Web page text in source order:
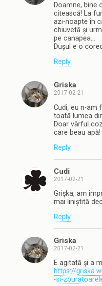
Doamne, bine
citească! La
azi-noapte în
chiuvetă și
pe canapea…
Dușul e o
Reply
Griska
2017-02-21
Cudi, eu n-am
toată lumea
Doar vârful
care beau apă!
Reply
Cudi
2017-02-21
Grișka, am
mai liniștită
Reply
Griska
2017-02-21
E agitată şi a
https://
-si-